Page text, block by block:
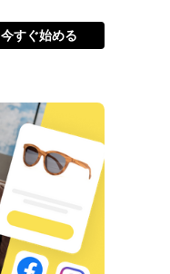
今すぐ始める